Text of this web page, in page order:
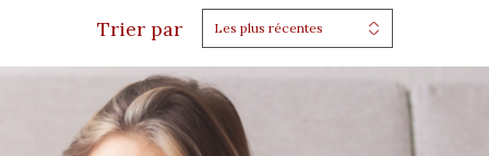
Trier par Les plus récentes